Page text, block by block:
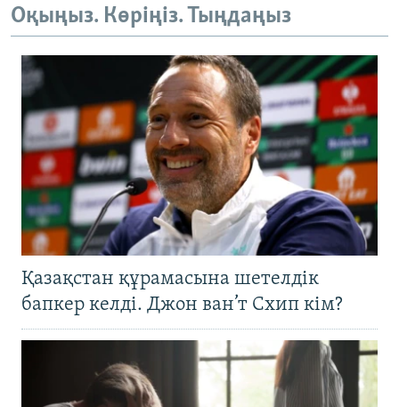
Оқыңыз. Көріңіз. Тыңдаңыз
Қазақстан құрамасына шетелдік
бапкер келді. Джон ван’т Схип кім?